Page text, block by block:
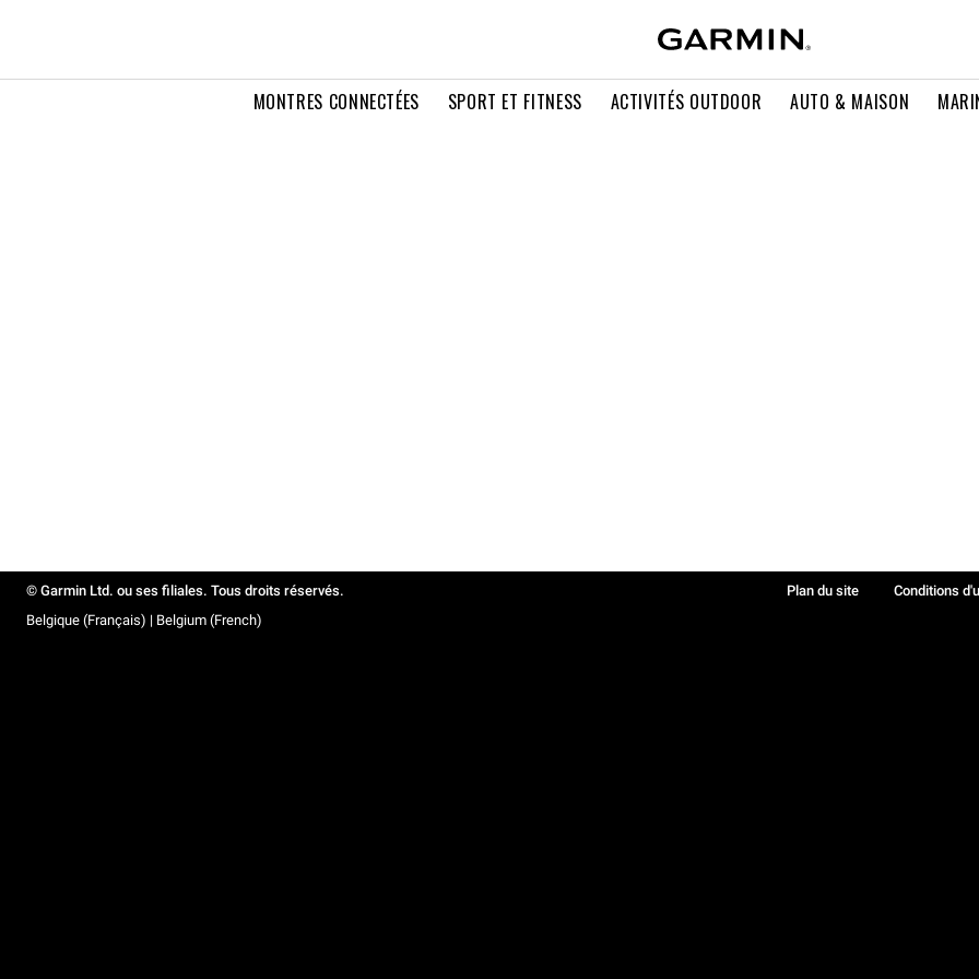
MONTRES CONNECTÉES SPORT ET FITNESS ACTIVITÉS OUTDOOR AUTO & MAISON
© Garmin Ltd. ou ses filiales. Tous droits réservés. Plan du site Conditions
Belgique (Français) | Belgium (French)